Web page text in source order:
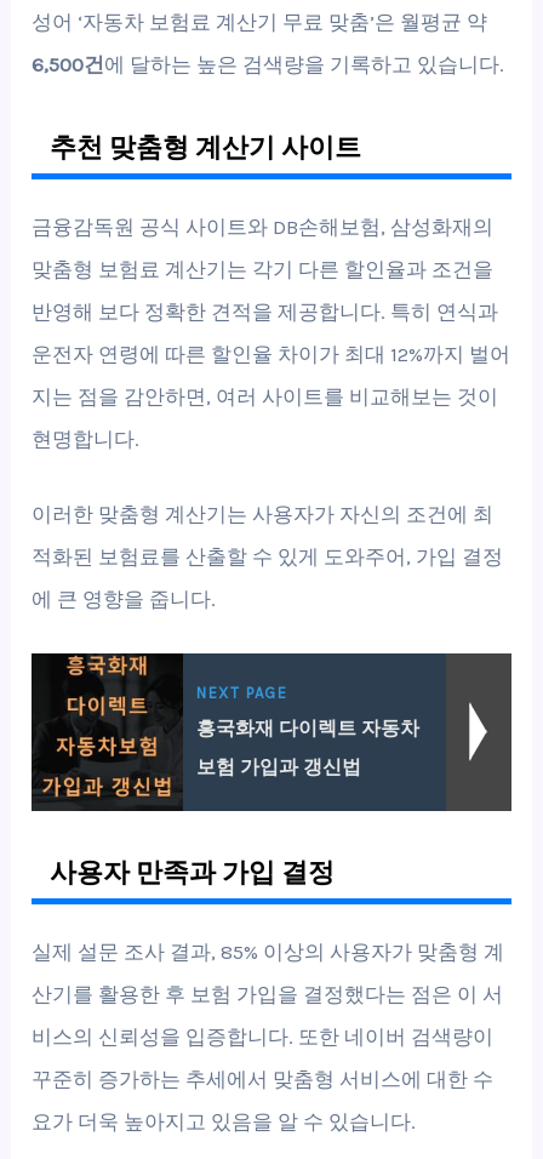
성어 ‘자동차 보험료 계산기 무료 맞춤’은 월평균 약
6,500건에 달하는 높은 검색량을 기록하고 있습니다.
추천 맞춤형 계산기 사이트
금융감독원 공식 사이트와 DB손해보험, 삼성화재의
맞춤형 보험료 계산기는 각기 다른 할인율과 조건을
반영해 보다 정확한 견적을 제공합니다. 특히 연식과
운전자 연령에 따른 할인율 차이가 최대 12%까지 벌어
지는 점을 감안하면, 여러 사이트를 비교해보는 것이
현명합니다.
이러한 맞춤형 계산기는 사용자가 자신의 조건에 최
적화된 보험료를 산출할 수 있게 도와주어, 가입 결정
에 큰 영향을 줍니다.
NEXT PAGE
흥국화재 다이렉트 자동차
보험 가입과 갱신법
사용자 만족과 가입 결정
실제 설문 조사 결과, 85% 이상의 사용자가 맞춤형 계
산기를 활용한 후 보험 가입을 결정했다는 점은 이 서
비스의 신뢰성을 입증합니다. 또한 네이버 검색량이
꾸준히 증가하는 추세에서 맞춤형 서비스에 대한 수
요가 더욱 높아지고 있음을 알 수 있습니다.